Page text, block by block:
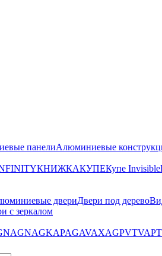
панелиАлюминиевые
КНИЖКАКУПЕКупе Invisible
двериДвери под дерево
с зеркалом
AGNAGKAPAGAVAXAGPVTVAPT